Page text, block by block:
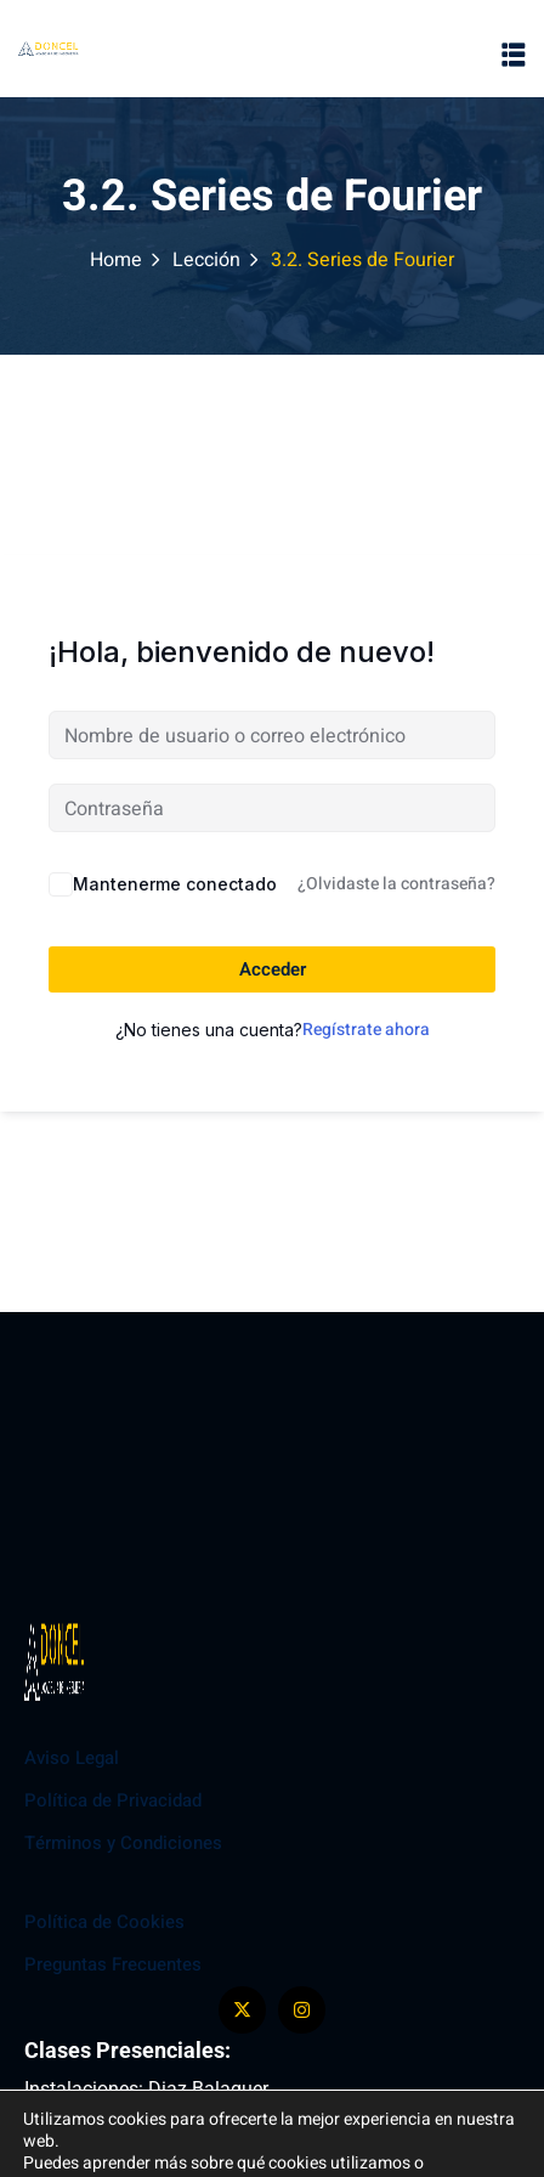
3.2. Series de Fourier
Home Lección 3.2. Series de Fourier
¡Hola, bienvenido de nuevo!
Mantenerme conectado ¿Olvidaste la contraseña?
Acceder
¿No tienes una cuenta?Regístrate ahora
Aviso Legal
Política de Privacidad
Términos y Condiciones
Política de Cookies
Preguntas Frecuentes
Clases Presenciales:
Instalaciones: Diaz Balaguer
Entrada: C/ del Arcipreste de Hita , 10
+34 699 947 031
Utilizamos cookies para ofrecerte la mejor experiencia en nuestra
web.
Puedes aprender más sobre qué cookies utilizamos o